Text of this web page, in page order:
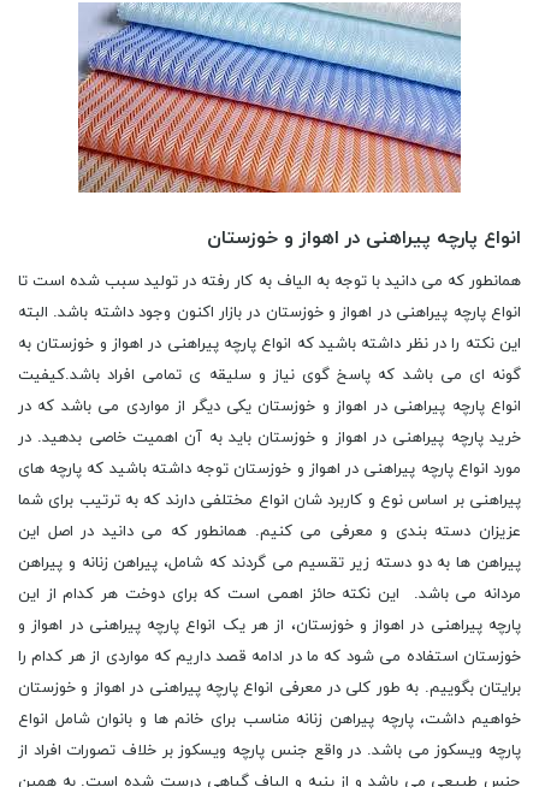
انواع پارچه پیراهنی در اهواز و خوزستان
همانطور که می دانید با توجه به الیاف به کار رفته در تولید سبب شده است تا انواع پارچه پیراهنی در اهواز و خوزستان در بازار اکنون وجود داشته باشد. البته این نکته را در نظر داشته باشید که انواع پارچه پیراهنی در اهواز و خوزستان به گونه ای می باشد که پاسخ گوی نیاز و سلیقه ی تمامی افراد باشد.کیفیت انواع پارچه پیراهنی در اهواز و خوزستان یکی دیگر از مواردی می باشد که در خرید پارچه پیراهنی در اهواز و خوزستان باید به آن اهمیت خاصی بدهید. در مورد انواع پارچه پیراهنی در اهواز و خوزستان توجه داشته باشید که پارچه های پیراهنی بر اساس نوع و کاربرد شان انواع مختلفی دارند که به ترتیب برای شما عزیزان دسته بندی و معرفی می کنیم. همانطور که می دانید در اصل این پیراهن ها به دو دسته زیر تقسیم می گردند که شامل، پیراهن زنانه و پیراهن مردانه می باشد. این نکته حائز اهمی است که برای دوخت هر کدام از این پارچه پیراهنی در اهواز و خوزستان، از هر یک انواع پارچه پیراهنی در اهواز و خوزستان استفاده می شود که ما در ادامه قصد داریم که مواردی از هر کدام را برایتان بگوییم. به طور کلی در معرفی انواع پارچه پیراهنی در اهواز و خوزستان خواهیم داشت، پارچه پیراهن زنانه مناسب برای خانم ها و بانوان شامل انواع پارچه ویسکوز می باشد. در واقع جنس پارچه ویسکوز بر خلاف تصورات افراد از جنس طبیعی می باشد و از پنبه و الیاف گیاهی درست شده است. به همین منظور از ویژگی های بسیار خوب این پارچه می توان به ظاهر درخشان و براقی که دارد، اشاره نمود. نکته ی قابل ذکر این است که اگر شما پارچه پیراهنی ویسکوز را داخل آب جوش قرار دهید این براق بودن و زرق و برق از بین می رود و به مدت طولانی باقی نمی ماند. توجه داشته باشید کاربرد پارچه پیراهنی در اهواز و خوزستان از نوع ویسکوز بدین گونه می باشد که به دلیل وزن کم این پارچه معمولا برای ملحفه ها، پیراهن ها، لباس های خواب، لباس ورزشی به کار برده می شود. در مورد انواع پارچه پیراهنی در اهواز و خوزستان در آقایان می توان به پارچه کتان اشاره نمود. پارچه کتان در واقع یکی از بهترین انواع پارچه پیراهنی در اهواز و خوزستان می باشد که معمولا برای دوخت پیراهن ها مورد استفاده قرار می گیرد، پارچه‌ی کتان از الیاف های طبیعی و ارگانیک می باشد. این پارچه از گیاه کتان که گل دار است تهیه می شود و به دلیل این که این پارچه از موارد طبیعی است بسیار ویژگی های خوبی دارد. عبور جریان هوا، انعطاف پذیری، مقاومت در برابر کشیدگی و..... ویژگی هایی این چنینی که این پارچه ی کتان را از میان انواع پارچه پیراهنی در اهواز و خوزستان برتر ساخته است. لازم به ذکر است که بدانید به دلیل وزن کم معمولا این پارچه را برای پوشش فصل های گرم مثل بهار و تابستان، توصیه می کنند. البته باید به این نکته نیز اشاره کرد که پارچه کتان برای دوخت پیراهن ها دسته های گوناگونی دارد که ما چند تا از آن ها را برایتان نام می بریم. پارچه کتان لباسی، پارچه کتان جنس کاغذی، پارچه کتان مانتویی و پارچه کتان ملحفه ای از دیگر انواع پارچه پیراهنی در اهواز و خوزستان از نوع کتان می باشد که برای دوخت پیراهن های مردانه بهترین گزینه می باشند. البته این نکته را در نظر داشته باشید که پارچه پیراهنی مردانه توسط برند های داخلی و خارجی ‌تولید می شوند. در فروشگاه نساجی آنلاین پارچه پیراهنی مردانه خارجی که در طرح های جدیدی ارائه شده‌ اند، تنوع بالایی در آن ها دیده می شود. با این حال، از آن جایی که قیمت پارچه پیراهنی خارجی نسبت به تولیدات داخلی به طور طبیعی و معمولی بالاتر است، فروشندگان سعی دارند تا فروش پارچه پیراهنی را به گونه ‌ای انجام دهند تا بتوانند قیمت آن ها را به حد معقولی برسانند. پارچه پنبه ای، همانطور که از نام این چارچه مشخص است که این پارچه از گیاه پنبه تولید شده است. با توجه به الیاف به کار رفته در این نوع از پارچه پیراهن در اهواز و خوزستان در جهان نیز این پارچه بسیار معروف و پر طرفدار است. ویژگی خوب این پارچه پیراهنی در اهواز و خوزستان این است که بسیار سبک است و وزن بسیار کمی دارا می باشد و می توان که از این پارچه برای دوخت لباس های خواب، پیراهن های کودری زنانه و سایر موارد به کار گرفته می شود. پارچه تترون از دیگر انواع پارچه پیراهنی در اهواز و خوزستان می باشد که همگی شما عزیزان این نام برایتان آشنا می باشد. به عبارتی از قدیم تاکنون از پارچه پیراهنی در اهواز و خوزستان از نوع تترون به عنوان انواع پارچه پیراهنی در اهواز و خوزستان شناخته شده است که برای دوخت پیراهن های مردانه از جایگاه خاصی برخوردار می باشد. لازم به ذکر است که بدانید این پارچه پیراهنی در اهواز و خوزستان از ظرافت و لطافت خاصی برخوردار می شود که سبب می گردد تا که افراد جذب آن شوند. به همین دلیل این پارچه معمولا در دوخت پیراهن های ساده و ظریف مورد استفاده قرار می گیرد. از دیگر انواع پارچه پیراهنی در اهواز و خوزستان می توان به پارچه فیلامنت اشاره کرد. در واقع، قطعا شما دیده اید که امسال سویشرت هایی که در بازار عرضه شده است که بسیار نیز ترند شده و روی مد آمده است از این نوع پارچه می باشد. به عبارتی این سویشرت ها در رنگ ها و ظاهر های گوناگون با توجه به سلیقه ی افراد تولید می شود که مورد استفاده تمامی سنین و بیشتر جوانان قرار می گیرد. جنس فلامینت به کار رفته در تولید این سویشرت ها به گونه ای می باشد که بسیار نرم و لطیف می باشند. همچنین اینکه معمولا لباس هایی که از این پارچه دوخت می شوند تن خور بسیار لطیفی دارند. پس به همین منظور، هنگامی که شما این پارچه را شست و شو می دهید توجه داشته باشید که رنگ پس نمی دهد و چروک نمی شود و لول نمی خورد که این ها بسیار ویژگی خوبی است و سبب شده است تا در میان افراد از جایگاه خاصی برخوردار باشد. نکته ی حائز اهمیت در مورد کاربرد پارچه پیراهنی در اهواز و خوزستان این است که برای دوخت شلوار ها نیز از این پارچه استفاده می کنند. در راستای فروش پارچه پیراهنی در اهواز و خوزستان توجه داشته باشید که این پارچه از نخ کره ای مرغوب ساخته می شود و همچنین اینکه در رنگ های متفاوت تولید می شود. ما تا اینجا در راستای فروش پارچه پیراهنی در اهواز و خوزستان این چند پارچه را برای نمونه بیان کردیم که شما بدانید برای دوخت پیراهن ها به خصوص برای خانم ها از چه پارچه هایی استفاده کنید و هنگام خرید گیج نشوید. هم اکنون انواع پارچه پیراهنی در اهواز و خوزستان را که برای آقایان مفید است بیان خواهیم کرد. پارچه پیراهنی آکسفورد یکی دیگر از انواع پارچه پیراهنی در اهواز و خوزستان می باشد که این جنس پارچه دارای طرح ‌های شلوغ و متفاوت است. البته این نکته را در نظر داشته باشید که گاهی در طرح های چهار خانه و یا طرح ساده نیز موجود می باشد. همچنین اینکه به دلیل تنوع رنگی زیاد و ظاهر های متفاوت و گوناگون می توانید در فروشگاه نساجی آنلاین داشته باشید. طبق تحقیقاتی که انجام شده است در مورد این نوع از پارچه پیراهنی در اهواز و خوزستان بیان شده است که بیش تر از هشتاد رنگ این پارچه در بازار ها موجود است. در خرید پارچه پیراهنی در اهواز و خوزستان از نوع آکسفورد توجه کنید بافت این پارچه جنسی ضخیم دارد اما در کل پوشیدن راحتی دارد. برای رنگ‌ آمیزی معمولا تنها تار های یک طرف رنگ می شود و طرف بعدی بدون رنگ می ماند. درواقع این کار باعث سبک و مدل جدید می شود که از ویژگی ‌های منحصر به فرد و عالی پارچه ‌های آکسفورد است. پارچه آکسفورد مانند بیشتر انواع پارچه پیراهنی در اهواز و خوزستان نیز دسته بندی های گوناگون، با کاربرد های فراوان دارد. به یاد داشته باشید اگر بخواهیم پارچه ای از خانواده پارچه آکسفورد را به شما عززان معرف کنیم باید به پارچه آکسفورد پین ‌پوینت که دارای جنسی لطیف و ظاهری سینگین و رسمی می باشد اشاره کنیم. در واقع این پارچه پیراهنی از بهترین نمونه های پر فروش پارچه پیراهنی در اهواز و خوزستان می باشد که در نساجی آنلاین ثبت شده است. پارچه پیراهنی در اهواز و خوزستان از نوع تترون، که در بالا نیز در پارچه های پیراهنی زنانه برایتان گفتیم که این پارچه مناسب دوخت این نوع از پیراهن ها است اما باید بگوییم که این پارچه برای دوخت پیراهن های مردانه نیز استفاده می شود و در واقع کاربرد پارچه پیراهنی در اهواز و خوزستان از نوع تترون به عنوان پارچه مشترک می باشد. البته این نکته را در مورد کاربرد پارچه پیراهنی در اهواز و خوزستان در نظر داشته باشید ‌تمامی پارچه های تترون که در بازار تولید می شود و موجود است برای دوخت پیراهن مردانه مناسب نیست و به طور کلی شما باید در نظر بگیرید که با ویژگی هایی که این پارچه دارد کدام یک از سبک ها را انتخاب نمایید. اگر می خواهید هنگام خرید پارچه پیراهنی در اهواز و خوزستان آن را برسی نمایید و متوجه اصل بودن آن شوید، تنها کافی است که آن را با دست خود پارچه پیراهنی در اهواز و خوزستان را لمس کنید. در واقع پارچه پیراهنی در اهواز و خوزستان از نوع تترون‌ زمانی سبک هستند و ضخامت کمی دارند، و در نتیجه باعث دیده شدن بدن می‌شوند. در اصل ما می توانیم که این موضوع را ویژگی منفی برای انتخاب جنس مناسب برای پارچه پیراهنی در اهواز و خوزستان از نوع مردانه حساب کنیم. پارچه تترون فلورا، دیگر انواع پارچه پیراهنی در اهواز و خوزستان برای آقایان بر شمرده می شود که این نوع پارچه با سی و پنج درصد پنبه و بافت خاص بسیار برای پیراهن های شیک و خنک مناسب بوده که دارای رنگ بندی بیش از هفتاد رنگ است. این پارچه با کالیته شرکت آلا تکس، تایلند معرفى شد. همچنین پارچه پیراهنی تترون ژاپن ازدیگر انواع پارچه پیراهنی در اهواز و خوزستان می باشد . به عبارتی در معرفی پارچه پیراهنی تترون های خارجی نمی توان نام تترون ژاپنی را نیاورد. لمس این پارچه خود گویای همه چیز است. قیمت پارچه تترون ژاپن شاید بالا باشد ولی اگر به دنبال پارچه پیراهنی ساده همه پسند با جنس لطیف هستید می تواند بهترین انتخاب برای تولید پیراهن های جعبه ای باشد. پارچه پیراهن مردانه پوپلین یکی از بهترین پارچه پیراهنی در اهواز و خوزستان برای آقایان محسوب می شود. پارچه های پوپلین دارای جنس ‌های متفاوتی هستند که در فروشگاه نساجی آنلاین موجود می باشد. از جمله پارچه های پنبه ‌ای، نخ پنبه و پلی‌استری پارچه هایی هستند که از نظر ظاهر مناسب برای دوخت پیراهن ‌هایی است که زیر کت پوشیده می ‌شوند. از ویژگی های بسیار خوب این پارچه ما می توانیم به وزن سبک و لطافت زیاد آن اشاره کنیم. همچنین توجه داشته باشید که این پارچه پیراهنی در اهواز و خوزستان دوام خوبی دارد که خیلی لباس را در تن خوش دوخت نشان می دهد. برای خرید پارچه پیراهنی در اهواز و خوزستان از نوع پوپلین توجه داشته باشید این پارچه ها تنوع رنگی بسیار زیادی دارند که یکی از مزیت های خوب این پارچه برای علاقه مندان پارچه پیراهنی در اهواز و خوزستان می باشد. تمامی ویژگی ‌هایی که در مورد پارچه پیراهنی در اهواز و خوزستان ذکر کردیم، در کنار لخت بودن و ضد چروک بودن پارچه پوپلین، باعث می‌ شود این پارچه گزینه ‌ای مناسب برای دوخت یک پیراهن مردانه باشد. ماهوت، یکی ازبهترین و مرغوب ترین پارچه در میان انواع پارچه پیراهنی در اهواز و خوزستان کی باشد که برای دوخت پیراهن های مردانه به کار برده می شود. توجه داشته باشید این پارچه از پشم شتر بافته و فروش پارچه پیراهنی در اهواز و خوزستان در فروشگاه نساجی آنلاین با برند های معتبر انجام می شود. به همین دلیل دارای سطحی پرزدار اما در مقابل جنسی نرمی را دارا می باشد. این پارچه را نیز می توانید برای دوخت پیراهن های مردانه استفاده کنید. جناغی در میان انواع پارچه پیراهنی در اهواز و خوزستان دیده می شود. در واقع پارچه جناغی جنس مناسبی دارد که برای دوخت پیراهن های مردانه بسیار مناسب است. همچنین اینکه از نظر ما گزینه خوب دیگر که شما می توانید با استفاده از آن به دوخت پیراهن مردانه داشته باش